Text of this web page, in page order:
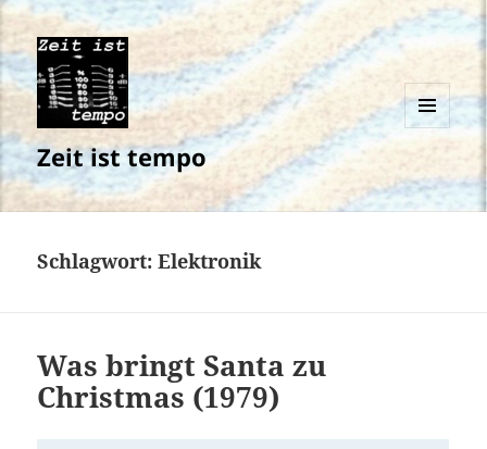
Zeit ist tempo
MENÜ
WIDGETS
Schlagwort:Elektronik
Was bringt Santa zu
Christmas (1979)